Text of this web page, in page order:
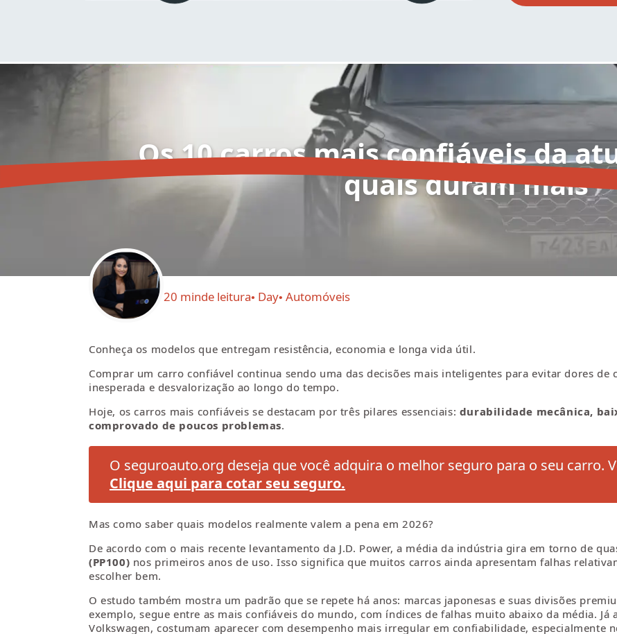
Os 10 carros mais confiáveis da
quais duram mais
20 minde leitura Day Automóveis
Conheça os modelos que entregam resistência, economia e longa vida útil.
Comprar um carro confiável continua sendo uma das decisões mais inteligentes para evitar dores
inesperada e desvalorização ao longo do tempo.
Hoje, os carros mais confiáveis se destacam por três pilares essenciais: durabilidade mecânica,
comprovado de poucos problemas.
O seguroauto.org deseja que você adquira o melhor seguro para o seu carro.
Clique aqui para cotar seu seguro.
Mas como saber quais modelos realmente valem a pena em 2026?
De acordo com o mais recente levantamento da J.D. Power, a média da indústria gira em torno de
(PP100) nos primeiros anos de uso. Isso significa que muitos carros ainda apresentam falhas
escolher bem.
O estudo também mostra um padrão que se repete há anos: marcas japonesas e suas divisões
exemplo, segue entre as mais confiáveis do mundo, com índices de falhas muito abaixo da média. Já
Volkswagen, costumam aparecer com desempenho mais irregular em confiabilidade, especialmente